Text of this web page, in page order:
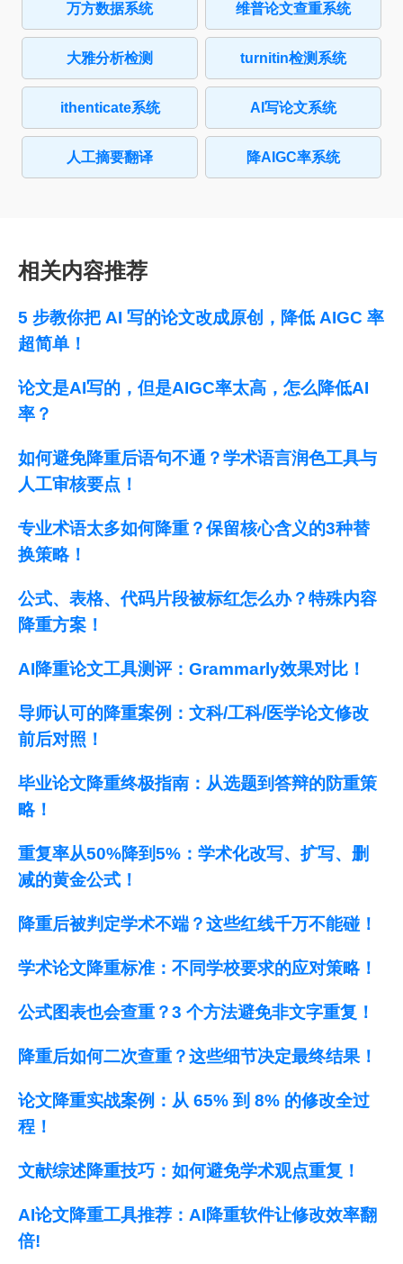
万方数据系统 维普论文查重系统
大雅分析检测 turnitin检测系统
ithenticate系统 AI写论文系统
人工摘要翻译 降AIGC率系统
相关内容推荐
5 步教你把 AI 写的论文改成原创，降低 AIGC 率
超简单！
论文是AI写的，但是AIGC率太高，怎么降低AI
率？
如何避免降重后语句不通？学术语言润色工具与
人工审核要点！
专业术语太多如何降重？保留核心含义的3种替
换策略！
公式、表格、代码片段被标红怎么办？特殊内容
降重方案！
AI降重论文工具测评：Grammarly效果对比！
导师认可的降重案例：文科/工科/医学论文修改
前后对照！
毕业论文降重终极指南：从选题到答辩的防重策
略！
重复率从50%降到5%：学术化改写、扩写、删
减的黄金公式！
降重后被判定学术不端？这些红线千万不能碰！
学术论文降重标准：不同学校要求的应对策略！
公式图表也会查重？3 个方法避免非文字重复！
降重后如何二次查重？这些细节决定最终结果！
论文降重实战案例：从 65% 到 8% 的修改全过
程！
文献综述降重技巧：如何避免学术观点重复！
AI论文降重工具推荐：AI降重软件让修改效率翻
倍!